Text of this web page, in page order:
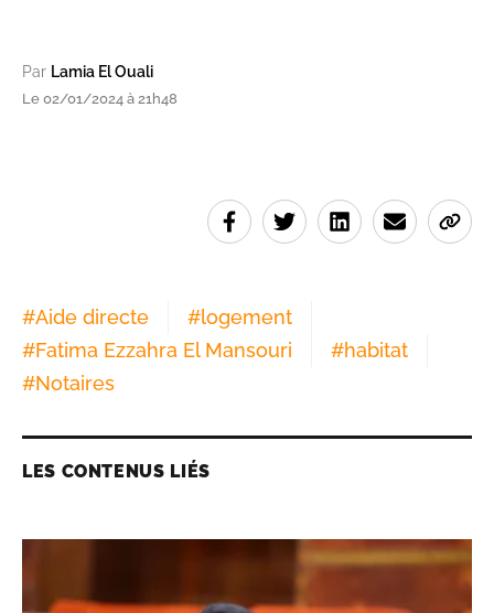
Par Lamia El Ouali
Le 02/01/2024 à 21h48
#Aide directe #logement
#Fatima Ezzahra El Mansouri #habitat
#Notaires
LES CONTENUS LIÉS